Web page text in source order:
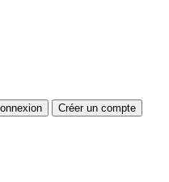
Créer un compte